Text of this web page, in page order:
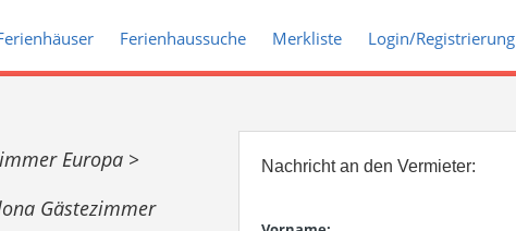
Login/Registrierung
Merkliste
Ferienhaussuche
Europa >
Gästezimmer
Nachricht an den Vermieter: